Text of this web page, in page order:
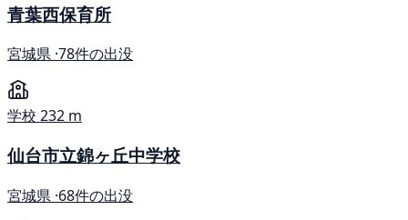
青葉西保育所
宮城県 ·78件の出没
学校 232 m
仙台市立錦ヶ丘中学校
宮城県 ·68件の出没